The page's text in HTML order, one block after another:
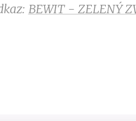
BEWIT - ZELENÝ